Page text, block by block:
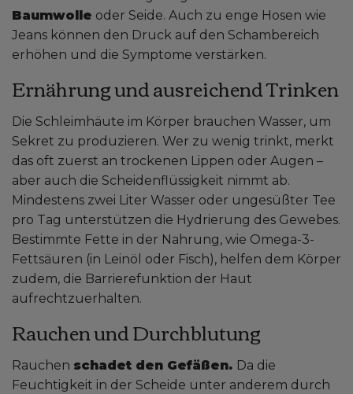
Baumwolle oder Seide. Auch zu enge Hosen wie
Jeans können den Druck auf den Schambereich
erhöhen und die Symptome verstärken.
Ernährung und ausreichend Trinken
Die Schleimhäute im Körper brauchen Wasser, um
Sekret zu produzieren. Wer zu wenig trinkt, merkt
das oft zuerst an trockenen Lippen oder Augen –
aber auch die Scheidenflüssigkeit nimmt ab.
Mindestens zwei Liter Wasser oder ungesüßter Tee
pro Tag unterstützen die Hydrierung des Gewebes.
Bestimmte Fette in der Nahrung, wie Omega-3-
Fettsäuren (in Leinöl oder Fisch), helfen dem Körper
zudem, die Barrierefunktion der Haut
aufrechtzuerhalten.
Rauchen und Durchblutung
Rauchen schadet den Gefäßen. Da die
Feuchtigkeit in der Scheide unter anderem durch